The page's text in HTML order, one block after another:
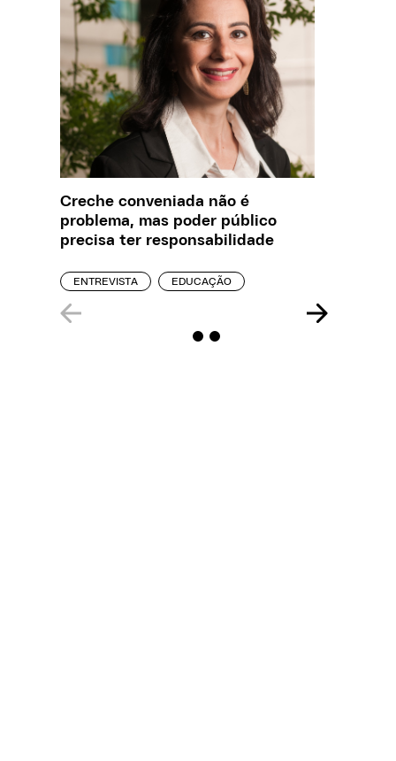
Creche conveniada não é
problema, mas poder público
precisa ter responsabilidade
ENTREVISTA EDUCAÇÃO